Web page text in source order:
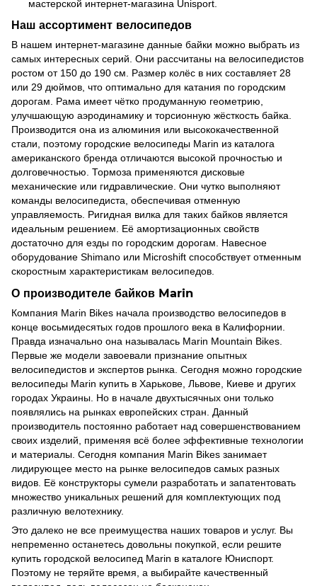
мастерской интернет-магазина Unisport.
Наш ассортимент велосипедов
В нашем интернет-магазине данные байки можно выбрать из
самых интересных серий. Они рассчитаны на велосипедистов
ростом от 150 до 190 см. Размер колёс в них составляет 28
или 29 дюймов, что оптимально для катания по городским
дорогам. Рама имеет чётко продуманную геометрию,
улучшающую аэродинамику и торсионную жёсткость байка.
Производится она из алюминия или высококачественной
стали, поэтому городские велосипеды Marin из каталога
американского бренда отличаются высокой прочностью и
долговечностью. Тормоза применяются дисковые
механические или гидравлические. Они чутко выполняют
команды велосипедиста, обеспечивая отменную
управляемость. Ригидная вилка для таких байков является
идеальным решением. Её амортизационных свойств
достаточно для езды по городским дорогам. Навесное
оборудование Shimano или Microshift способствует отменным
скоростным характеристикам велосипедов.
О производителе байков Marin
Компания Marin Bikes начала производство велосипедов в
конце восьмидесятых годов прошлого века в Калифорнии.
Правда изначально она называлась Marin Mountain Bikes.
Первые же модели завоевали признание опытных
велосипедистов и экспертов рынка. Сегодня можно городские
велосипеды Marin купить в Харькове, Львове, Киеве и других
городах Украины. Но в начале двухтысячных они только
появлялись на рынках европейских стран. Данный
производитель постоянно работает над совершенствованием
своих изделий, применяя всё более эффективные технологии
и материалы. Сегодня компания Marin Bikes занимает
лидирующее место на рынке велосипедов самых разных
видов. Её конструкторы сумели разработать и запатентовать
множество уникальных решений для комплектующих под
различную велотехнику.
Это далеко не все преимущества наших товаров и услуг. Вы
непременно останетесь довольны покупкой, если решите
купить городской велосипед Marin в каталоге Юниспорт.
Поэтому не теряйте время, а выбирайте качественный